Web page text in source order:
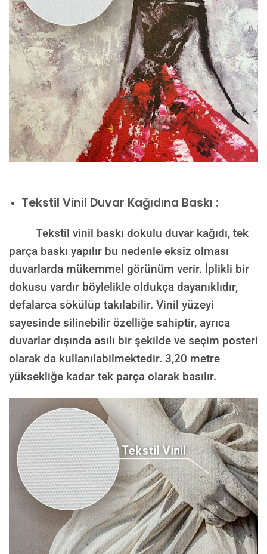
Tekstil Vinil Duvar Kağıdına Baskı :
Tekstil vinil baskı dokulu duvar kağıdı, tek
parça baskı yapılır bu nedenle eksiz olması
duvarlarda mükemmel görünüm verir. İplikli bir
dokusu vardır böylelikle oldukça dayanıklıdır,
defalarca sökülüp takılabilir. Vinil yüzeyi
sayesinde silinebilir özelliğe sahiptir, ayrıca
duvarlar dışında asılı bir şekilde ve seçim posteri
olarak da kullanılabilmektedir. 3,20 metre
yüksekliğe kadar tek parça olarak basılır.